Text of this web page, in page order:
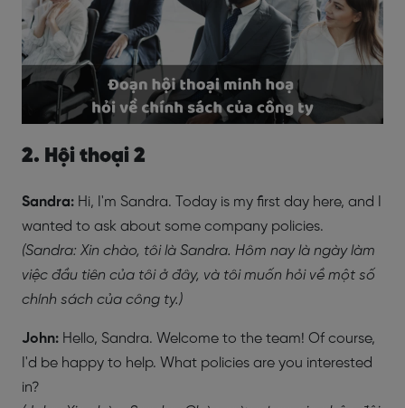
2. Hội thoại 2
Sandra: Hi, I'm Sandra. Today is my first day here, and I
wanted to ask about some company policies.
(Sandra: Xin chào, tôi là Sandra. Hôm nay là ngày làm
việc đầu tiên của tôi ở đây, và tôi muốn hỏi về một số
chính sách của công ty.)
John: Hello, Sandra. Welcome to the team! Of course,
I'd be happy to help. What policies are you interested
in?